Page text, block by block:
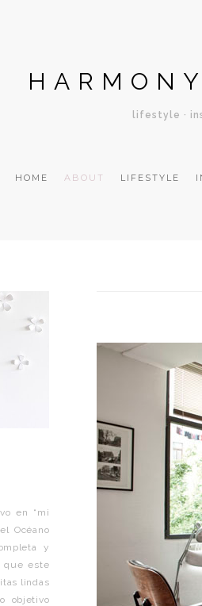
lifestyle ·
HOME ABOUT LIFESTYLE
en “mi
Océano
y
que este
lindas
objetivo